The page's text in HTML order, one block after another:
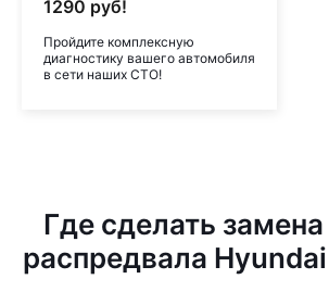
1290 руб!
Пройдите комплексную
диагностику вашего автомобиля
в сети наших СТО!
Где сделать
распредвала